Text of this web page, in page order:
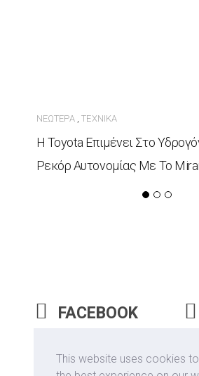
This website uses cookies
ΝΕΏΤΕΡΑ,ΤΕΧΝΙΚΆ
Η Toyota Επιμένει Στο
Ρεκόρ Αυτονομίας Με Το Mirai
FACEBOOK